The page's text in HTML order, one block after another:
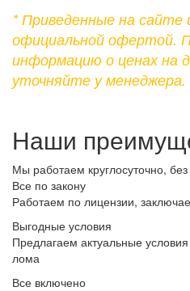
* Приведенные на
официальной офертой.
информацию о ценах на
уточняйте у менеджера.
Наши
Мы работаем круглосуточно,
Все по закону
Работаем по лицензии,
Выгодные условия
Предлагаем актуальные
лома
Все включено